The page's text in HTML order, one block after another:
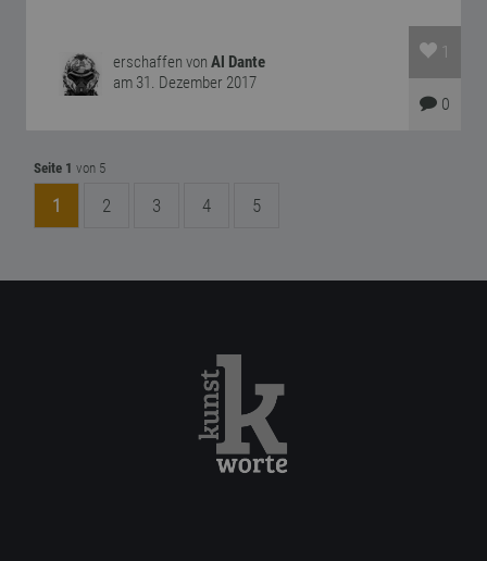
erschaffen vonAl Dante
am 31. Dezember 2017
1
0
Seite 1 von 5
1 2 3 4 5